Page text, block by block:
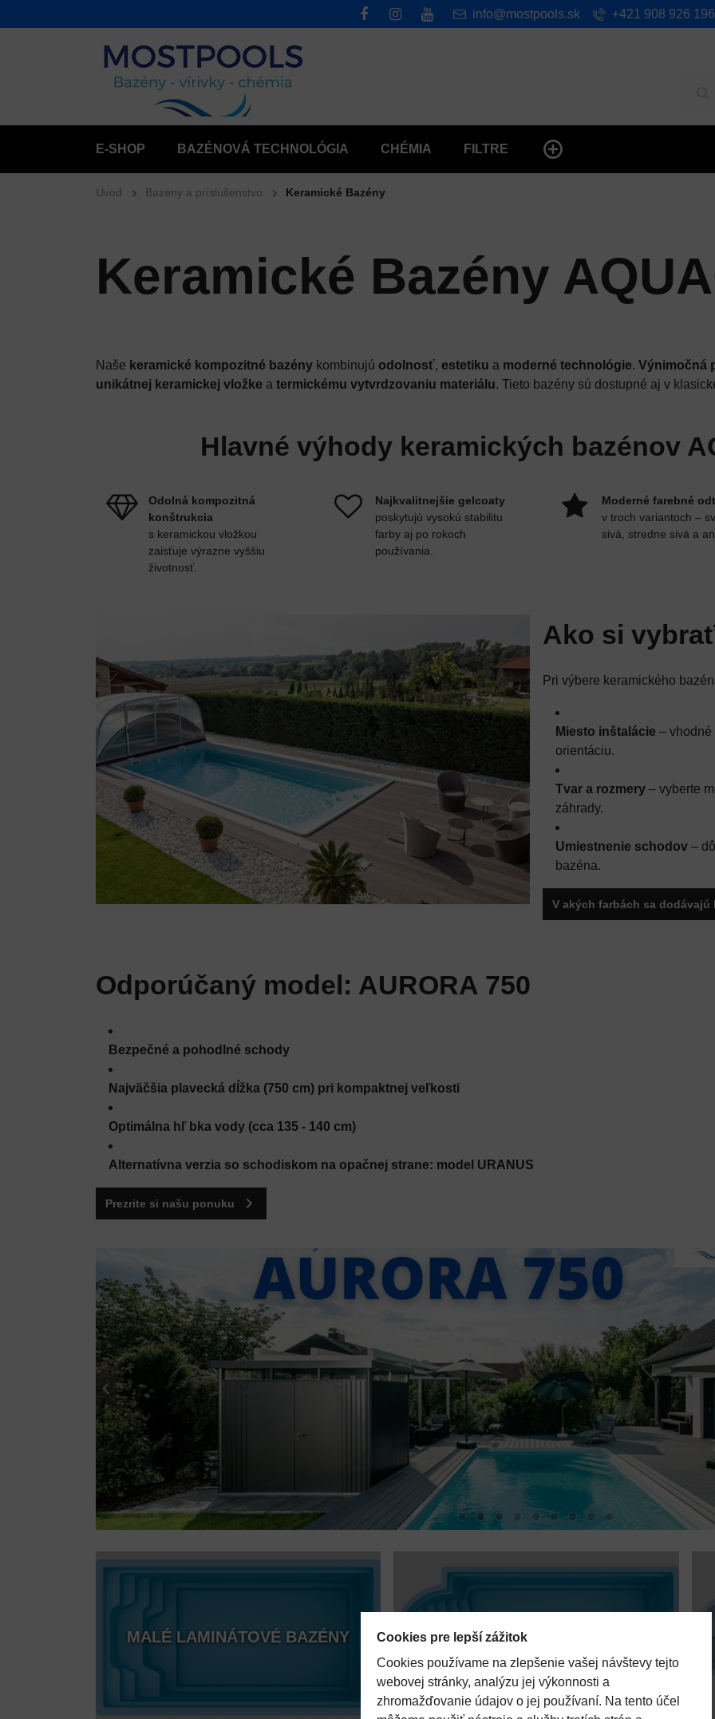
E-SHOP BAZÉNOVÁ TECHNOLÓGIA CHÉMIA FILTRE
info@mostpools.sk +421 908 926 196
Úvod Bazény a príslušenstvo Keramické Bazény
Keramické Bazény
Naše keramické kompozitné bazénykombinujú odolnosť, estetiku a moderné technológie. Výnimočná
unikátnej keramickej vložke a termickému vytvrdzovaniu materiálu. Tieto bazény sú dostupné aj v
Hlavné výhody keramických bazénov
Odolná kompozitná
konštrukcia
s keramickou vložkou
zaisťuje výrazne vyššiu
životnosť.
Najkvalitnejšie gelcoaty
poskytujú vysokú stabilitu
farby aj po rokoch
používania.
Moderné farebné
v troch variantoch –
sivá, stredne sivá a
Ako si
Pri výbere keramického
Miesto inštalácie – vhodné
orientáciu.
Tvar a rozmery– vyberte
záhrady.
Umiestnenie schodov–
bazéna.
V akých farbách sa dodávajú
Odporúčaný model: AURORA 750
Bezpečné a pohodlné schody
Najväčšia plavecká dĺžka (750 cm) pri kompaktnej veľkosti
Optimálna hľ bka vody (cca 135 - 140 cm)
Alternatívna verzia so schodiskom na opačnej strane: model URANUS
Prezrite si našu ponuku
MALÉ LAMINÁTOVÉ BAZÉNY STREDNÉ LAMINÁTOVÉ BAZÉNY
Cookies pre lepší zážitok
Cookies používame na zlepšenie vašej návštevy tejto
webovej stránky, analýzu jej výkonnosti a
zhromažďovanie údajov o jej používaní. Na tento účel